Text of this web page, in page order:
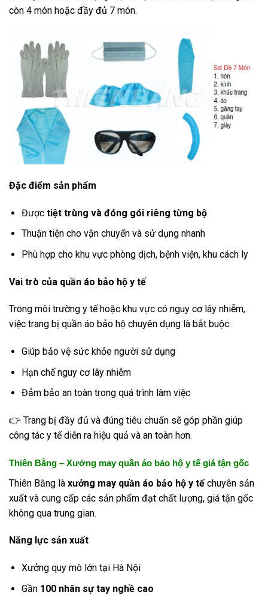
còn 4 món hoặc đầy đủ 7 món.
Đặc điểm sản phẩm
Được tiệt trùng và đóng gói riêng từng bộ
Thuận tiện cho vận chuyển và sử dụng nhanh
Phù hợp cho khu vực phòng dịch, bệnh viện, khu cách ly
Vai trò của quần áo bảo hộ y tế
Trong môi trường y tế hoặc khu vực có nguy cơ lây nhiễm,
việc trang bị quần áo bảo hộ chuyên dụng là bắt buộc:
Giúp bảo vệ sức khỏe người sử dụng
Hạn chế nguy cơ lây nhiễm
Đảm bảo an toàn trong quá trình làm việc
👉 Trang bị đầy đủ và đúng tiêu chuẩn sẽ góp phần giúp
công tác y tế diễn ra hiệu quả và an toàn hơn.
Thiên Bằng – Xưởng may quần áo bảo hộ y tế giá tận gốc
Thiên Bằng là xưởng may quần áo bảo hộ y tếchuyên sản
xuất và cung cấp các sản phẩm đạt chất lượng, giá tận gốc
không qua trung gian.
Năng lực sản xuất
Xưởng quy mô lớn tại Hà Nội
Gần 100 nhân sự tay nghề cao